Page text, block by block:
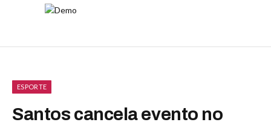
ESPORTE
Santos cancela evento no